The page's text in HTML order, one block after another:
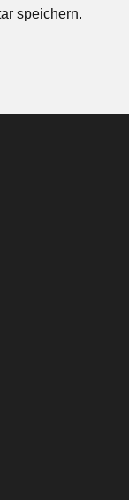
speichern.